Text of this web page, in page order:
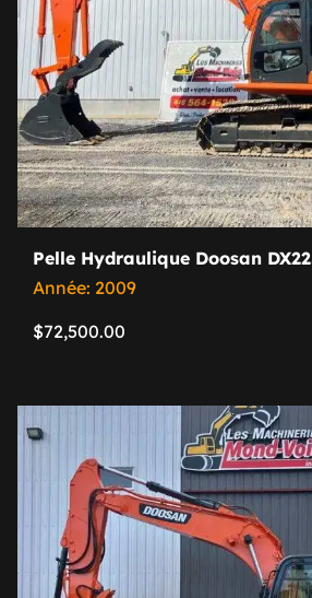
Pelle Hydraulique Doosan
Année: 2009
$72,500.00